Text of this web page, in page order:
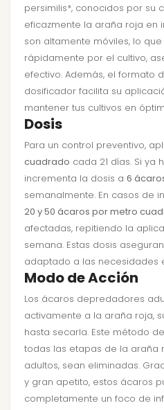
persimilis*, conocidos por su
eficazmente la araña roja en
son altamente móviles, lo
rápidamente por el cultivo,
efectivo. Además, el formato
dosificador facilita su
mantener tus cultivos en
Dosis
Para un control preventivo,
cuadrado cada 21 días. Si ya
incrementa la dosis a 6
semanalmente. En casos de
20 y 50 ácaros por metro
afectadas, repitiendo la
semana. Estas dosis
adaptado a las necesidades
Modo de Acción
Los ácaros depredadores
activamente a la araña roja,
hasta secarla. Este método
todas las etapas de la araña
adultos, sean eliminadas.
y gran apetito, estos ácaros
completamente un foco de